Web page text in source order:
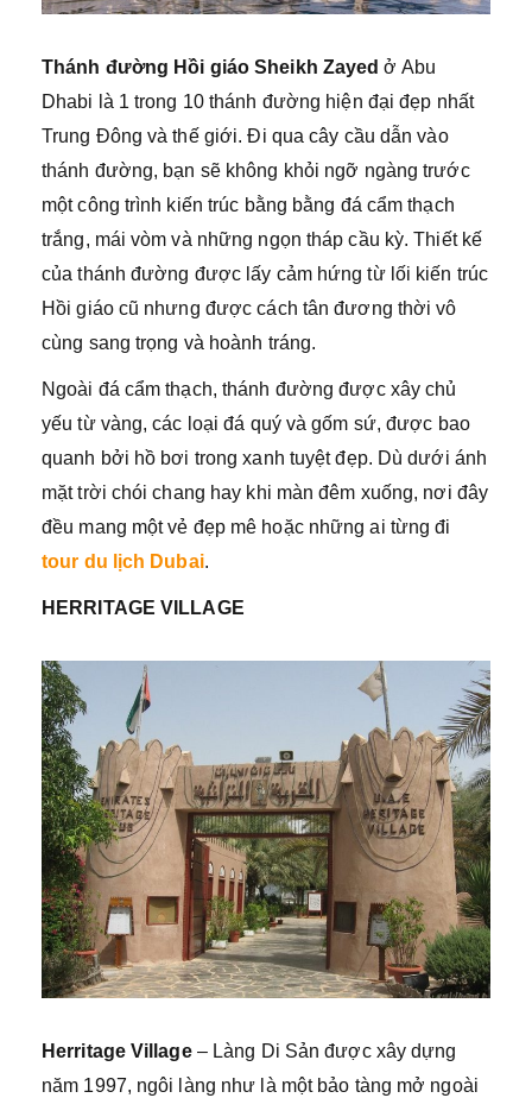
Thánh đường Hồi giáo Sheikh Zayed ở Abu
Dhabi là 1 trong 10 thánh đường hiện đại đẹp nhất
Trung Đông và thế giới. Đi qua cây cầu dẫn vào
thánh đường, bạn sẽ không khỏi ngỡ ngàng trước
một công trình kiến trúc bằng bằng đá cẩm thạch
trắng, mái vòm và những ngọn tháp cầu kỳ. Thiết kế
của thánh đường được lấy cảm hứng từ lối kiến trúc
Hồi giáo cũ nhưng được cách tân đương thời vô
cùng sang trọng và hoành tráng.
Ngoài đá cẩm thạch, thánh đường được xây chủ
yếu từ vàng, các loại đá quý và gốm sứ, được bao
quanh bởi hồ bơi trong xanh tuyệt đẹp. Dù dưới ánh
mặt trời chói chang hay khi màn đêm xuống, nơi đây
đều mang một vẻ đẹp mê hoặc những ai từng đi
tour du lịch Dubai.
HERRITAGE VILLAGE
Herritage Village– Làng Di Sản được xây dựng
năm 1997, ngôi làng như là một bảo tàng mở ngoài